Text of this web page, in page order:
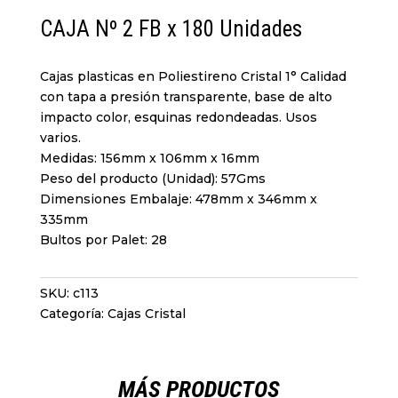
CAJA Nº 2 FB x 180 Unidades
Cajas plasticas en Poliestireno Cristal 1° Calidad
con tapa a presión transparente, base de alto
impacto color, esquinas redondeadas. Usos
varios.
Medidas: 156mm x 106mm x 16mm
Peso del producto (Unidad): 57Gms
Dimensiones Embalaje: 478mm x 346mm x
335mm
Bultos por Palet: 28
SKU: c113
Categoría: Cajas Cristal
MÁS PRODUCTOS